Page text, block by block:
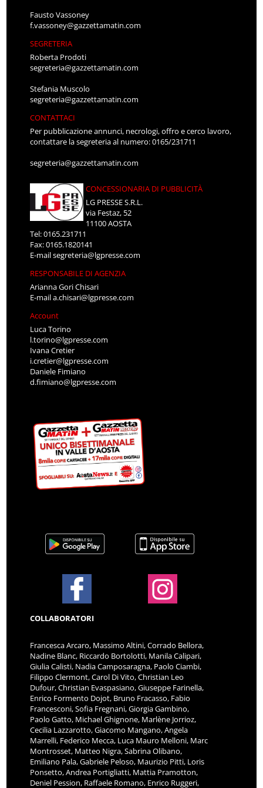
Fausto Vassoney
f.vassoney@gazzettamatin.com
SEGRETERIA
Roberta Prodoti
segreteria@gazzettamatin.com
Stefania Muscolo
segreteria@gazzettamatin.com
CONTATTACI
Per pubblicazione annunci, necrologi, offro e cerco lavoro,
contattare la segreteria al numero: 0165/231711
segreteria@gazzettamatin.com
CONCESSIONARIA DI PUBBLICITÀ
LG PRESSE S.R.L.
via Festaz, 52
11100 AOSTA
Tel: 0165.231711
Fax: 0165.1820141
E-mailsegreteria@lgpresse.com
RESPONSABILE DI AGENZIA
Arianna Gori Chisari
E-maila.chisari@lgpresse.com
Account
Luca Torino
l.torino@lgpresse.com
Ivana Cretier
i.cretier@lgpresse.com
Daniele Fimiano
d.fimiano@lgpresse.com
COLLABORATORI
Francesca Arcaro, Massimo Altini, Corrado Bellora,
Nadine Blanc, Riccardo Bortolotti, Manila Calipari,
Giulia Calisti, Nadia Camposaragna, Paolo Ciambi,
Filippo Clermont, Carol Di Vito, Christian Leo
Dufour, Christian Evaspasiano, Giuseppe Farinella,
Enrico Formento Dojot, Bruno Fracasso, Fabio
Francesconi, Sofia Fregnani, Giorgia Gambino,
Paolo Gatto, Michael Ghignone, Marlène Jorrioz,
Cecilia Lazzarotto, Giacomo Mangano, Angela
Marrelli, Federico Mecca, Luca Mauro Melloni, Marc
Montrosset, Matteo Nigra, Sabrina Olibano,
Emiliano Pala, Gabriele Peloso, Maurizio Pitti, Loris
Ponsetto, Andrea Portigliatti, Mattia Pramotton,
Deniel Pession, Raffaele Romano, Enrico Ruggeri,